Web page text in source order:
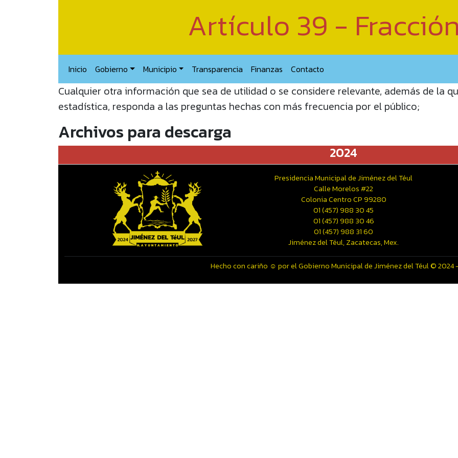
Artículo 39 -
Inicio Gobierno Municipio Transparencia Finanzas Contacto
Cualquier otra información que sea de utilidad o se considere relevante, además de la
estadística, responda a las preguntas hechas con más frecuencia por el público;
Archivos para descarga
2024
Presidencia Municipal de Jiménez del Téul
Calle Morelos #22
Colonia Centro CP 99280
01 (457) 988 30 45
01 (457) 988 30 46
01 (457) 988 31 60
Jiménez del Téul, Zacatecas, Mex.
Hecho con cariño ☺️ por el Gobierno Municipal de Jiménez del Téul © 2024